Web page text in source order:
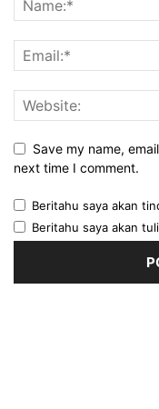
Save my name,
next time I comment.
Beritahu saya akan
Beritahu saya akan